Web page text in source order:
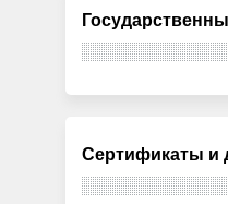
Сертификаты и